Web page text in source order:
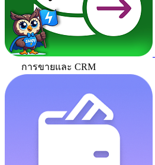
การขายและ CRM